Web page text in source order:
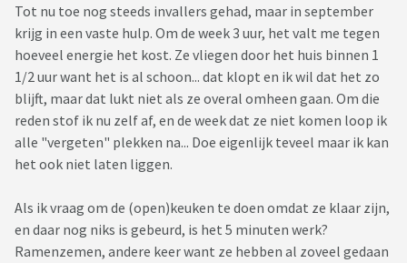
Tot nu toe nog steeds invallers gehad, maar in september
krijg in een vaste hulp. Om de week 3 uur, het valt me tegen
hoeveel energie het kost. Ze vliegen door het huis binnen 1
1/2 uur want het is al schoon... dat klopt en ik wil dat het zo
blijft, maar dat lukt niet als ze overal omheen gaan. Om die
reden stof ik nu zelf af, en de week dat ze niet komen loop ik
alle "vergeten" plekken na... Doe eigenlijk teveel maar ik kan
het ook niet laten liggen.
Als ik vraag om de (open)keuken te doen omdat ze klaar zijn,
en daar nog niks is gebeurd, is het 5 minuten werk?
Ramenzemen, andere keer want ze hebben al zoveel gedaan